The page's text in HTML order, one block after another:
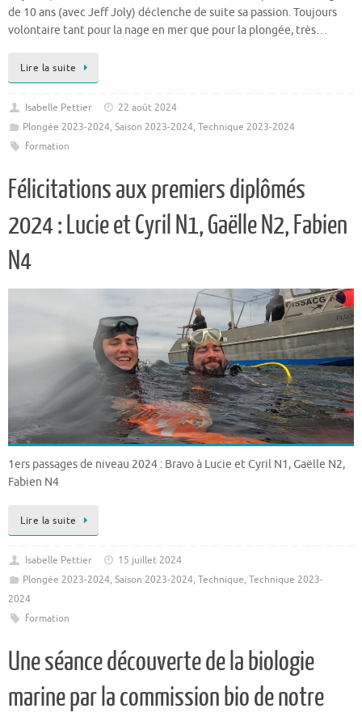
de 10 ans (avec Jeff Joly) déclenche de suite sa passion. Toujours
volontaire tant pour la nage en mer que pour la plongée, très…
Lire la suite
Isabelle Pettier
22 août 2024
Plongée 2023-2024, Saison 2023-2024, Technique 2023-2024
formation
Félicitations aux premiers diplômés
2024 : Lucie et Cyril N1, Gaëlle N2, Fabien
N4
1ers passages de niveau 2024 : Bravo à Lucie et Cyril N1, Gaëlle N2,
Fabien N4
Lire la suite
Isabelle Pettier
15 juillet 2024
Plongée 2023-2024, Saison 2023-2024, Technique, Technique 2023-
2024
formation
Une séance découverte de la biologie
marine par la commission bio de notre